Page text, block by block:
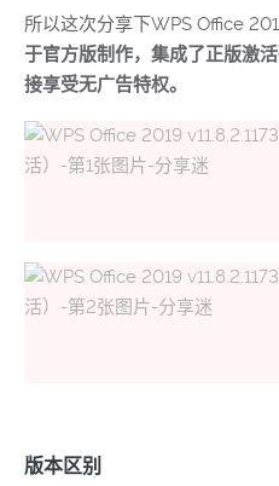
所以这次分享下WPS Office
于官方版制作，集成了正版激
接享受无广告特权。
版本区别